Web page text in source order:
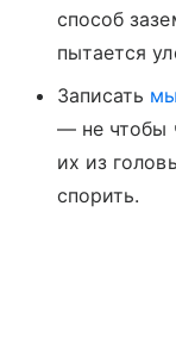
способ
пытается
Записать
— не чтобы
их из
спорить.